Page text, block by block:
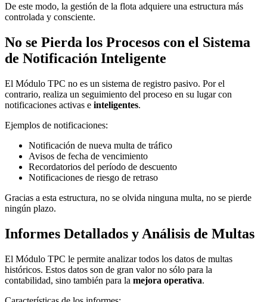
De este modo, la gestión de la flota adquiere una estructura más
controlada y consciente.
No se Pierda los Procesos con el Sistema
de Notificación Inteligente
El Módulo TPC no es un sistema de registro pasivo. Por el
contrario, realiza un seguimiento del proceso en su lugar con
notificaciones activas e inteligentes.
Ejemplos de notificaciones:
Notificación de nueva multa de tráfico
Avisos de fecha de vencimiento
Recordatorios del período de descuento
Notificaciones de riesgo de retraso
Gracias a esta estructura, no se olvida ninguna multa, no se pierde
ningún plazo.
Informes Detallados y Análisis de Multas
El Módulo TPC le permite analizar todos los datos de multas
históricos. Estos datos son de gran valor no sólo para la
contabilidad, sino también para la mejora operativa.